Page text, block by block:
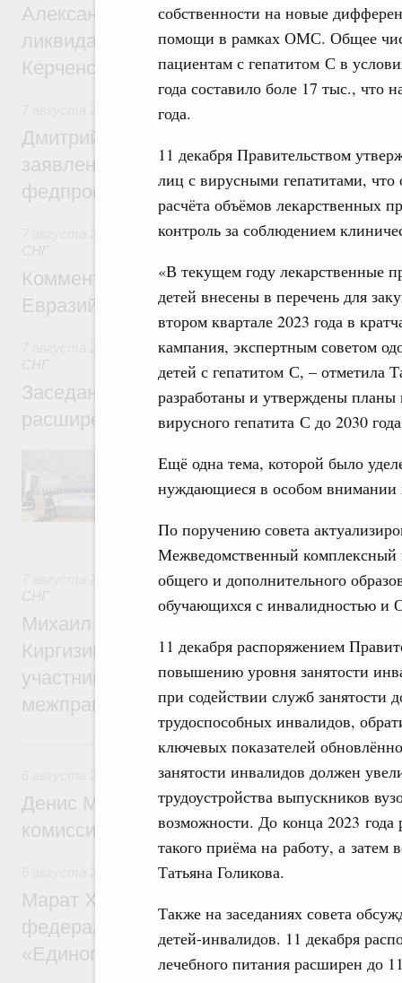
собственности на новые
помощи в рамках ОМС. Общее
пациентам с гепатитом С в
года составило боле 17 тыс., что
года.
11 декабря Правительством
лиц с вирусными гепатитами, что
расчёта объёмов лекарственных
контроль за соблюдением
«В текущем году лекарственные
детей внесены в перечень для
втором квартале 2023 года в
кампания, экспертным советом
детей с гепатитом С, – отметила
разработаны и утверждены
вирусного гепатита С до 2030
Ещё одна тема, которой было
нуждающиеся в особом внимании
По поручению совета
Межведомственный комплексный
общего и дополнительного
обучающихся с инвалидностью и
11 декабря распоряжением
повышению уровня занятости
при содействии служб занятости
трудоспособных инвалидов,
ключевых показателей
занятости инвалидов должен
трудоустройства выпускников
возможности. До конца 2023 года
такого приёма на работу, а
Татьяна Голикова.
Также на заседаниях совета
детей-инвалидов. 11 декабря
лечебного питания расширен до
Александр Козлов провёл заседание
ликвидации последствий чрезвычайной
Керченском проливе
Среднее профессиональное образование
Дмитрий Чернышенко: Установлен
заявлений от абитуриентов колледжей и
федпроекта «Профессионалитет»
Евразийский экономический союз.
СНГ
Комментарий Алексея Оверчука по
Евразийского межправительственного
Евразийский экономический союз.
СНГ
Заседание Евразийского
расширенном составе
В повестке заседания актуальные
числе совершенствование кооперации в
регулирования и администрирования,
рынка.
Евразийский экономический союз.
СНГ
Михаил Мишустин принял участие во
Киргизии Садыра Жапарова с главами
участников заседания Евразийского
межправительственного совета
6 августа, четверг
Общие вопросы промышленной политики
Денис Мантуров провёл заседание
комиссии по промышленности
Регулирование в сфере строительства
Марат Хуснуллин: Более 130
федерального значения построено под
«Единого заказчика»